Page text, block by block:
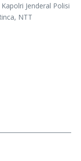
Jenderal Polisi
NTT